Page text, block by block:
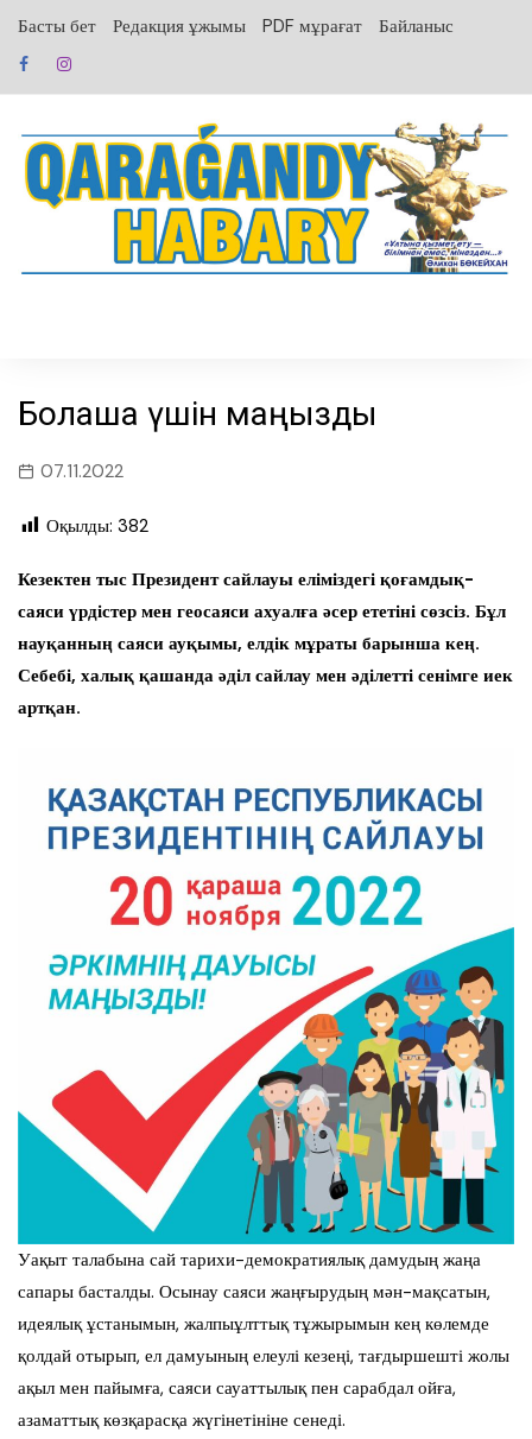
содержанию
Басты бет Редакция ұжымы PDF мұрағат Байланыс
Болашақ үшін маңызды
07.11.2022
Оқылды: 382
Кезектен тыс Президент сайлауы еліміздегі қоғамдық-
саяси үрдістер мен геосаяси ахуалға әсер ететіні сөзсіз. Бұл
науқанның саяси ауқымы, елдік мұраты барынша кең.
Себебі, халық қашанда әділ сайлау мен әділетті сенімге иек
артқан.
Уақыт талабына сай тарихи-демократиялық дамудың жаңа
сапары басталды. Осынау саяси жаңғырудың мән-мақсатын,
идеялық ұстанымын, жалпыұлттық тұжырымын кең көлемде
қолдай отырып, ел дамуының елеулі кезеңі, тағдыршешті жолы
ақыл мен пайымға, саяси сауаттылық пен сарабдал ойға,
азаматтық көзқарасқа жүгінетініне сенеді.